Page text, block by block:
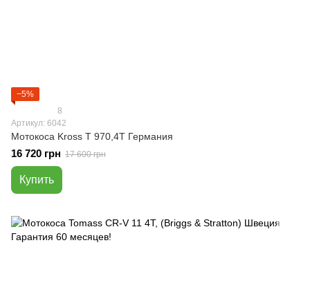
−5%
8
Артикул: 6042
Мотокоса Kross T 970,4Т Германия
16 720 грн 17 600 грн
Купить